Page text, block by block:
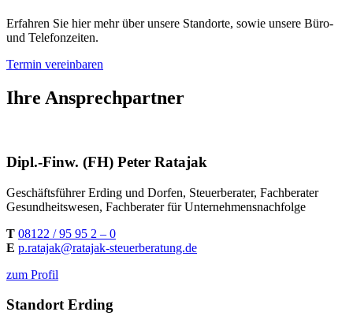
Erfahren Sie hier mehr über unsere Standorte, sowie unsere Büro-
und Telefonzeiten.
Termin vereinbaren
Ihre Ansprechpartner
Dipl.-Finw. (FH) Peter Ratajak
Geschäftsführer Erding und Dorfen, Steuerberater, Fachberater
Gesundheitswesen, Fachberater für Unternehmensnachfolge
T 08122 / 95 95 2 – 0
E p.ratajak@ratajak-steuerberatung.de
zum Profil
Standort Erding